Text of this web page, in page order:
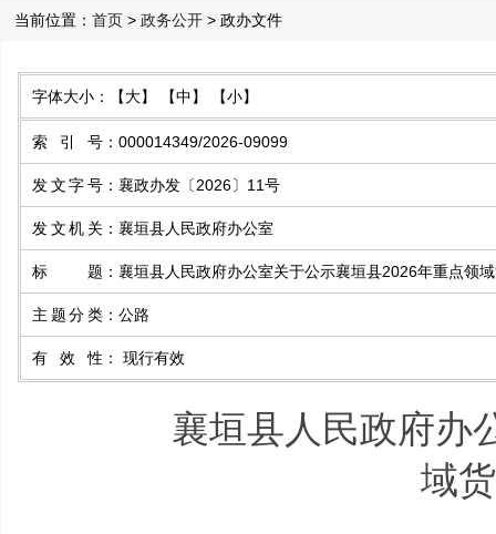
当前位置： 首页 > 政务公开 > 政办文件
字体大小： 【大】 【中】 【小】
索引号 ： 000014349/2026-09099
发文字号 ： 襄政办发〔2026〕11号
发文机关 ： 襄垣县人民政府办公室
标题 ： 襄垣县人民政府办公室关于公示襄垣县2026年重点领
主题分类 ： 公路
有效性 ： 现行有效
襄垣县人民政府办
域